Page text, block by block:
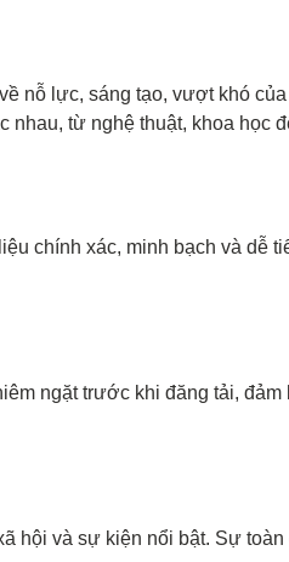
nỗ lực, sáng tạo, vượt khó
từ nghệ thuật, khoa học
chính xác, minh bạch và dễ
ngặt trước khi đăng tải, đảm
hội và sự kiện nổi bật. Sự toàn